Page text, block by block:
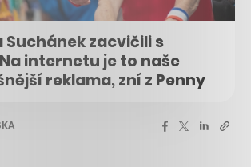
Suchánek zacvičili s
internetu je to naše
reklama, zní z Penny